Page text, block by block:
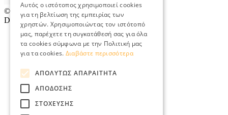
© 2026 TradeRetail.gr- All rights reserved
Designed & developed by
NETMECHANICS
Αυτός ο ιστότοπος χρησιμοποιεί cookies
για τη βελτίωση της εμπειρίας των
χρηστών. Χρησιμοποιώντας τον ιστότοπό
μας, παρέχετε τη συγκατάθεσή σας για όλα
τα cookies σύμφωνα με την Πολιτική μας
για τα cookies. Διαβάστε περισσότερα
ΑΠΟΛΎΤΩΣ ΑΠΑΡΑΊΤΗΤΑ
ΑΠΌΔΟΣΗΣ
ΣΤΌΧΕΥΣΗΣ